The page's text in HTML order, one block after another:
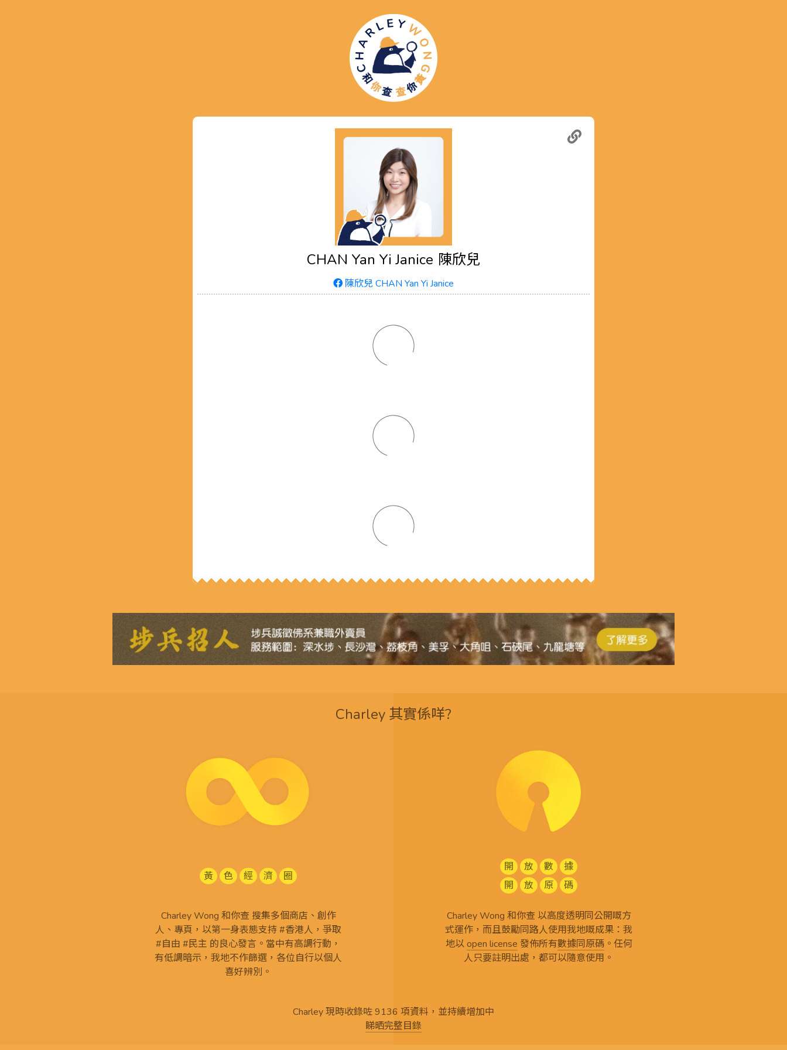
CHAN Yan Yi Janice 陳欣兒
陳欣兒 CHAN Yan Yi Janice
Charley 其實係咩?
黃 色 經 濟 圈
Charley Wong 和你查 搜集多個商店、創作
人、專頁，以第一身表態支持 #香港人，爭取
#自由 #民主 的良心發言。當中有高調行動，
有低調暗示，我地不作篩選，各位自行以個人
喜好辨別。
開 放 數
據
開
放 原 碼
Charley Wong 和你查 以高度透明同公開嘅方
式運作，而且鼓勵同路人使用我地嘅成果：我
地以open license 發佈所有數據同原碼。任何
人只要註明出處，都可以隨意使用。
Charley 現時收錄咗 9136 項資料，並持續增加中
睇晒完整目錄